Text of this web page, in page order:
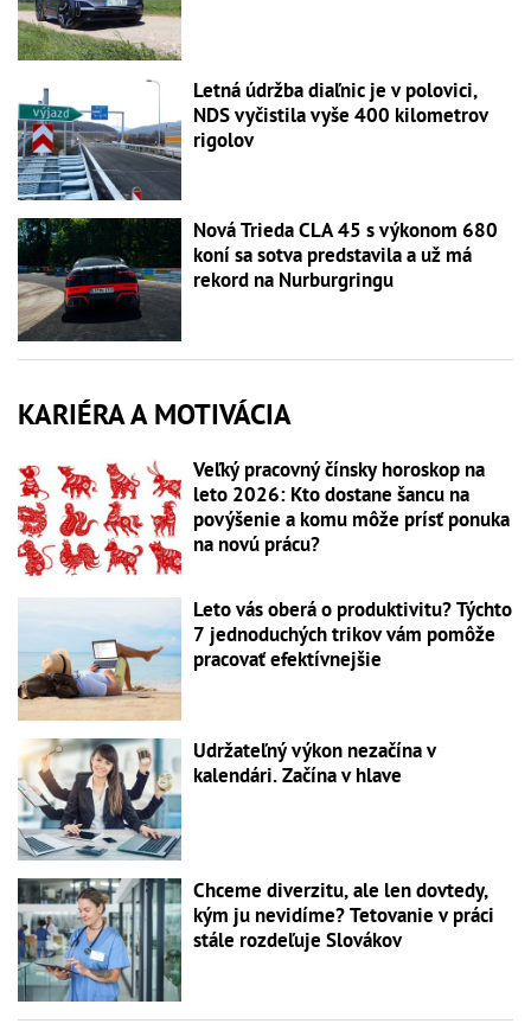
Letná údržba diaľnic je v polovici,
NDS vyčistila vyše 400 kilometrov
rigolov
Nová Trieda CLA 45 s výkonom 680
koní sa sotva predstavila a už má
rekord na Nurburgringu
KARIÉRA A MOTIVÁCIA
Veľký pracovný čínsky horoskop na
leto 2026: Kto dostane šancu na
povýšenie a komu môže prísť ponuka
na novú prácu?
Leto vás oberá o produktivitu? Týchto
7 jednoduchých trikov vám pomôže
pracovať efektívnejšie
Udržateľný výkon nezačína v
kalendári. Začína v hlave
Chceme diverzitu, ale len dovtedy,
kým ju nevidíme? Tetovanie v práci
stále rozdeľuje Slovákov